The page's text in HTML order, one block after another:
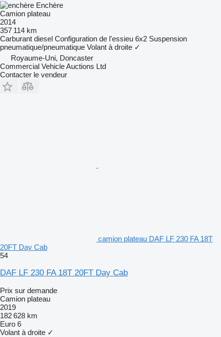
Enchère
Camion plateau
2014
357 114 km
Carburant diesel Configuration de l'essieu 6x2 Suspension
pneumatique/pneumatique Volant à droite ✓
Royaume-Uni, Doncaster
Commercial Vehicle Auctions Ltd
Contacter le vendeur
camion plateau DAF LF 230 FA 18T
20FT Day Cab
54
DAF LF 230 FA 18T 20FT Day Cab
Prix sur demande
Camion plateau
2019
182 628 km
Euro 6
Volant à droite ✓